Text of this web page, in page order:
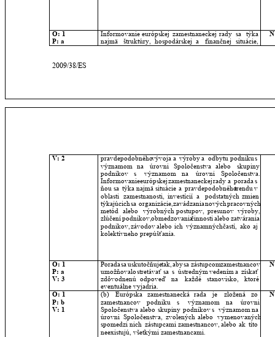
2009/38/ES
O: 1
P: a
Informovanie európskej zamestnaneckej rady sa
týka
najmä
štruktúry, hospodárskej a finančnej situácie,
N
V: 2 pravdepodobnéhovývoja a výroby a odbytu podnikus
významom
na úrovni Spoločenstva alebo
skupiny
podnikov
s významom na úrovni
Spoločenstva.
Informovanieeurópskej zamestnaneckejrady a porada s
ňou sa týka najmä situácie a pravdepodobnéhotrendu v
oblasti
zamestnanosti, investícií a podstatných zmien
týkajúcichsa organizácie,zavádzanianovýchpracovných
metód
alebo výrobných postupov, presunov výroby,
zlúčenípodnikov,obmedzovaniačinnostialebo zatvárania
podnikov, závodovalebo ich významnýchčastí, ako aj
kolektívneho prepúšťania.
O: 1
P: a
V: 3
Poradasa uskutočňujetak, abysa zástupcomzamestnancov
umožňovalostretávať sa s ústredným vedením a získať
zdôvodnenú odpoveď na každé stanovisko,
ktoré
eventuálne vyjadria.
N
O: 1
P: b
V: 1
(b) Európska zamestnanecká rada je zložená
zo
zamestnancov
podniku s významom na
úrovni
Spoločenstva alebo skupiny podnikovs významom na
úrovni
Spoločenstva, zvolených alebo
vymenovaných
spomedzi nich zástupcami zamestnancov, alebo ak títo
neexistujú, všetkými zamestnancami.
N